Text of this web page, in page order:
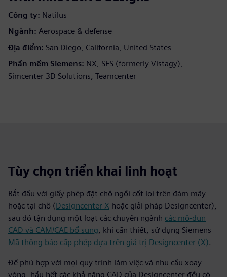
Công ty: Natilus
Ngành: Aerospace & defense
Địa điểm: San Diego, California, United States
Phần mềm Siemens: NX, SES (formerly Vistagy),
Simcenter 3D Solutions, Teamcenter
Tùy chọn triển khai linh hoạt
Bắt đầu với giấy phép đặt chỗ ngồi cốt lõi trên đám mây
hoặc tại chỗ (Designcenter X hoặc giải pháp Designcenter),
sau đó tận dụng một loạt các chuyên ngành các mô-đun
CAD và CAM/CAE bổ sung, khi cần thiết, sử dụng Siemens
Mã thông báo cấp phép dựa trên giá trị Designcenter (X).
Để phù hợp với mọi quy trình làm việc và nhu cầu xoay
vòng, hầu hết các khả năng CAD của Designcenter đều có